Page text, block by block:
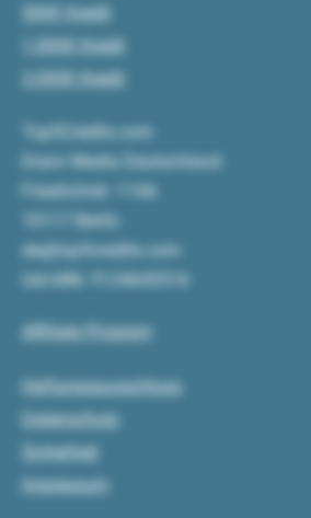
500€ Kredit
1.000€ Kredit
3.000€ Kredit
Top5Credits.com
Draivi Media Deutschland
Friedrichstr. 114A
10117 Berlin
de@top5credits.com
Ust-IdNr: FI-24645516
Affiliate Program
Haftungsausschluss
Datenschutz
Sicherheit
Impressum